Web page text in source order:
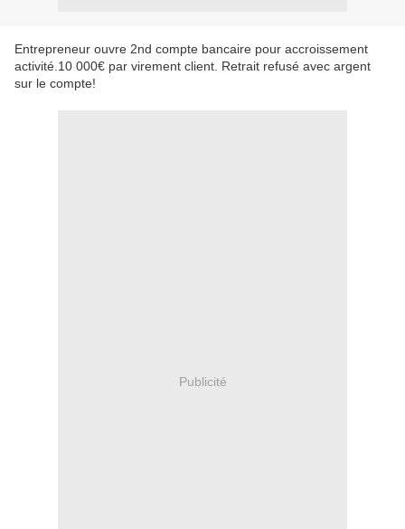
Entrepreneur ouvre 2nd compte bancaire pour accroissement
activité.10 000€ par virement client. Retrait refusé avec argent
sur le compte!
Publicité